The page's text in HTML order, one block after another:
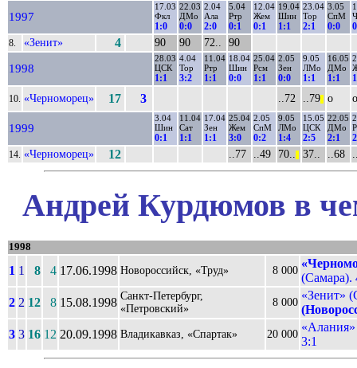
1997
17.03
Фкл
1:0
22.03
ДМо
0:0
2.04
Ала
2:0
5.04
Ртр
0:1
12.04
Жем
0:1
19.04
Шин
1:1
23.04
Тор
2:1
3.05
СпМ
0:0
8. «Зенит» 4 90 90 72.. 90
1998
28.03
ЦСК
1:1
4.04
Тор
3:2
11.04
Ртр
1:1
18.04
Шин
0:0
25.04
Рсм
1:1
2.05
Зен
0:0
9.05
ЛМо
1:1
16.05
ДМо
1:1
10. «Черноморец» 17 3 ..72 ..79 о о
1999
3.04
Шин
0:1
11.04
Сат
1:1
17.04
Зен
1:1
25.04
Жем
3:0
2.05
СпМ
0:2
9.05
ЛМо
1:4
15.05
ЦСК
2:5
22.05
ДМо
2:1
14. «Черноморец» 12 ..77 ..49 70.. 37.. ..68
Андрей Курдюмов в
1998
1 1 8 4 17.06.1998 Новороссийск, «Труд» 8 000
(Самара).
2 2 12 8 15.08.1998 Санкт-Петербург,
«Петровский»
8 000
«Зенит»
3 3 16 12 20.09.1998 Владикавказ, «Спартак» 20 000
3:1